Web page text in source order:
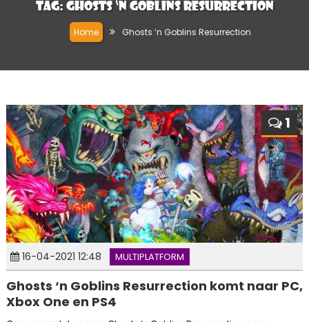
Tag: Ghosts ‘n Goblins Resurrection
Home Ghosts ‘n Goblins Resurrection
1
16-04-2021 12:48 MULTIPLATFORM
Ghosts ‘n Goblins Resurrection komt naar PC,
Xbox One en PS4